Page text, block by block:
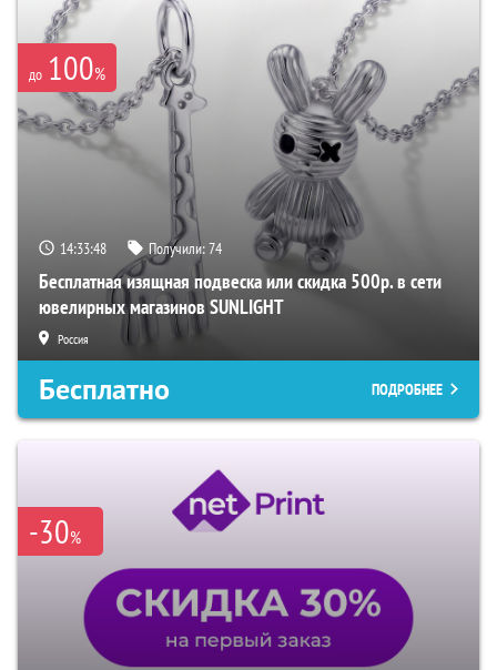
до 100%
14:33:47 Получили:74
Бесплатная изящная подвеска или скидка 500р. в сети
ювелирных магазинов SUNLIGHT
Россия
Бесплатно ПОДРОБНЕЕ
-30%